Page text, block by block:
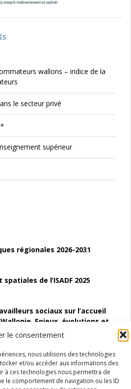
le consentement
nous utilisons des technologies
et/ou accéder aux informations des
à ces technologies nous permettra de
le comportement de navigation ou les ID
wallons – indice de la
le secteur privé
supérieur
régionales 2026-2031
de l’ISADF 2025
sociaux sur l’accueil
Enjeux, évolutions et
Structures
d’emploi (SAACE)